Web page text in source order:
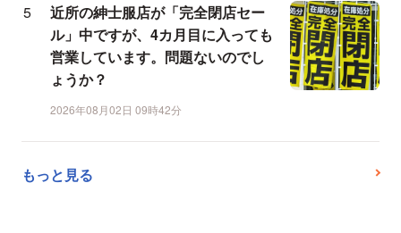
近所の紳士服店が「完全閉店セー
ル」中ですが、4カ月目に入っても
営業しています。問題ないのでし
ょうか？
2026年08月02日 09時42分
もっと見る